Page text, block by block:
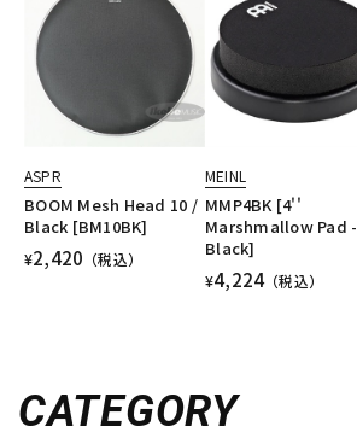
ASPR
BOOM Mesh Head 10 /
Black [BM10BK]
¥2,420 （税込）
MEINL
MMP4BK [4''
Marshmallow Pad -
Black]
¥4,224（税込）
CATEGORY